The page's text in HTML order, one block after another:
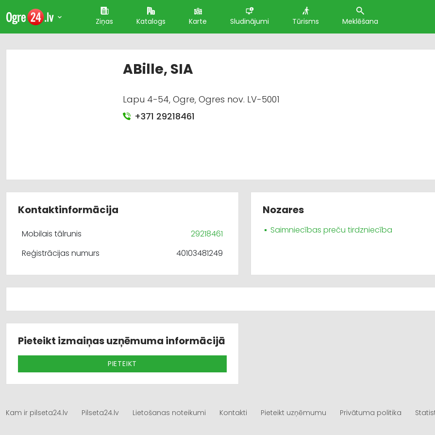
Ziņas Katalogs Karte Sludinājumi Tūrisms Meklēšana
ABille, SIA
Lapu 4-54, Ogre, Ogres nov. LV-5001
+371 29218461
Kontaktinformācija
Mobilais tālrunis
29218461
Reģistrācijas numurs
40103481249
Nozares
Saimniecības preču tirdzniecība
Pieteikt izmaiņas uzņēmuma informācijā
PIETEIKT
Kam ir pilseta24.lv Pilseta24.lv Lietošanas noteikumi Kontakti Pieteikt uzņēmumu Privātuma politika